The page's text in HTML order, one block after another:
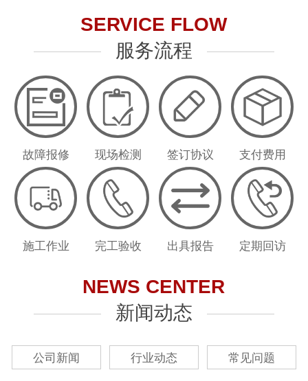
SERVICE FLOW
服务流程
故障报修 现场检测 签订协议 支付费用
施工作业 完工验收 出具报告 定期回访
NEWS CENTER
新闻动态
公司新闻 行业动态 常见问题